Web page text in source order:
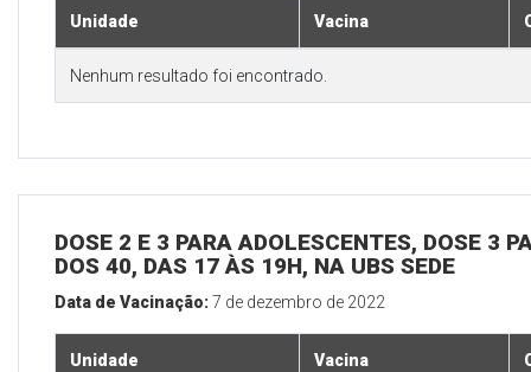
Unidade Vacina
Nenhum resultado foi encontrado.
DOSE 2 E 3 PARA ADOLESCENTES, DOSE 3
DOS 40, DAS 17 ÀS 19H, NA UBS SEDE
Data de Vacinação:7 de dezembro de 2022
Unidade Vacina